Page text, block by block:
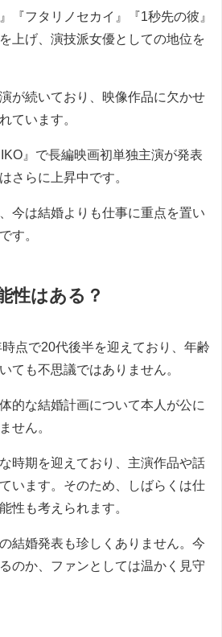
『フタリノセカイ』『1秒先の彼』
上げ、演技派女優としての地位を
が続いており、映像作品に欠かせ
ています。
』で長編映画初単独主演が発表
さらに上昇中です。
今は結婚よりも仕事に重点を置い
す。
性はある？
点で20代後半を迎えており、年齢
ても不思議ではありません。
的な結婚計画について本人が公に
せん。
時期を迎えており、主演作品や話
います。そのため、しばらくは仕
性も考えられます。
結婚発表も珍しくありません。今
のか、ファンとしては温かく見守